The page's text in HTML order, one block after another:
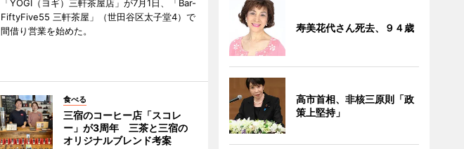
「YOGI（ヨギ）三軒茶屋店」が7月1日、「Bar-
FiftyFive55 三軒茶屋」（世田谷区太子堂4）で
間借り営業を始めた。
食べる
三宿のコーヒー店「スコレ
ー」が3周年 三茶と三宿の
オリジナルブレンド考案
寿美花代さん死去、９４歳
高市首相、非核三原則「政
策上堅持」